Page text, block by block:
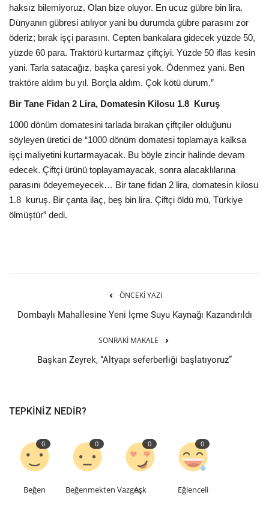
haksız bilemiyoruz. Olan bize oluyor. En ucuz gübre bin lira.
Dünyanın gübresi atılıyor yani bu durumda gübre parasını zor
öderiz; bırak işçi parasını. Cepten bankalara gidecek yüzde 50,
yüzde 60 para. Traktörü kurtarmaz çiftçiyi. Yüzde 50 iflas kesin
yani. Tarla satacağız, başka çaresi yok. Ödenmez yani. Ben
traktöre aldım bu yıl. Borçla aldım. Çok kötü durum.”
Bir Tane Fidan 2 Lira, Domatesin Kilosu 1.8 Kuruş
1000 dönüm domatesini tarlada bırakan çiftçiler olduğunu
söyleyen üretici de “1000 dönüm domatesi toplamaya kalksa
işçi maliyetini kurtarmayacak. Bu böyle zincir halinde devam
edecek. Çiftçi ürünü toplayamayacak, sonra alacaklılarına
parasını ödeyemeyecek… Bir tane fidan 2 lira, domatesin kilosu
1.8 kuruş. Bir çanta ilaç, beş bin lira. Çiftçi öldü mü, Türkiye
ölmüştür” dedi.
ÖNCEKI YAZI
Dombaylı Mahallesine Yeni İçme Suyu Kaynağı Kazandırıldı
SONRAKI MAKALE
Başkan Zeyrek, “Altyapı seferberliği başlatıyoruz”
TEPKINIZ NEDIR?
0
Beğen
0
Beğenmekten Vazgeç
0
Aşk
0
Eğlenceli